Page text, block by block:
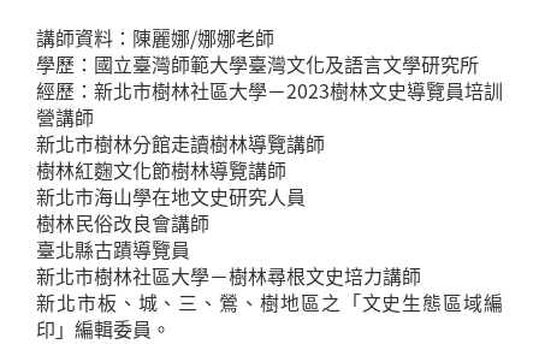
講師資料：陳麗娜/娜娜老師
學歷：國立臺灣師範大學臺灣文化及語言文學研究所
經歷：新北市樹林社區大學－2023樹林文史導覽員培訓
營講師
新北市樹林分館走讀樹林導覽講師
樹林紅麴文化節樹林導覽講師
新北市海山學在地文史研究人員
樹林民俗改良會講師
臺北縣古蹟導覽員
新北市樹林社區大學－樹林尋根文史培力講師
新北市板、城、三、鶯、樹地區之「文史生態區域編
印」編輯委員。